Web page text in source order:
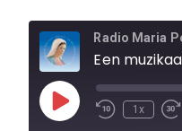
Radio Maria
Een
1x